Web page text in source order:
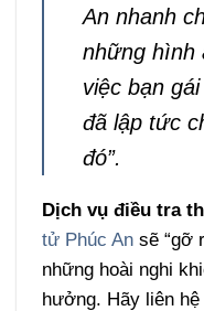
An nhanh
những hình
việc bạn
đã lập tức
đó”.
Dịch vụ điều tra
tử Phúc An sẽ “gỡ
những hoài nghi
hưởng. Hãy liên